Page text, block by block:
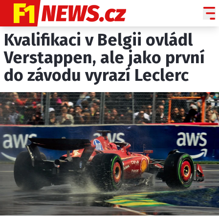
NOVINKY
GRAND PRIX
PADDOCK LINE
HISTORIE GP
PROFILY JEZDCŮ
PROFILY TÝMŮ
ROZHOVORY
OSTATNÍ
SLEDUJTE NÁS NA|
Kvalifikaci v Belgii ovládl
Verstappen, ale jako první
do závodu vyrazí Leclerc